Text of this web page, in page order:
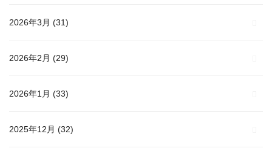
2026年3月 (31)
2026年2月 (29)
2026年1月 (33)
2025年12月 (32)